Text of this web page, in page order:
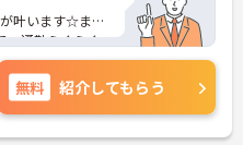
叶います☆ま
、通勤らくらく
ントなど、さら
軽にご相談くだ
無料 紹介してもらう